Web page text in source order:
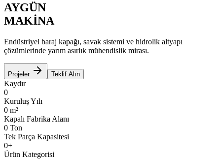
AYGÜN
MAKİNA
Endüstriyel baraj kapağı, savak sistemi ve hidrolik altyapı
çözümlerinde yarım asırlık mühendislik mirası.
Projeler Teklif Alın
Kaydır
0
Kuruluş Yılı
0 m²
Kapalı Fabrika Alanı
0 Ton
Tek Parça Kapasitesi
0+
Ürün Kategorisi